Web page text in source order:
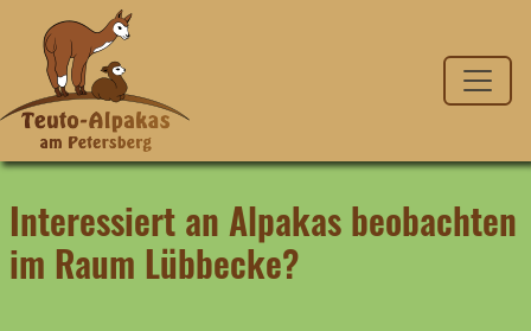
Interessiert an Alpakas beobachten
im Raum Lübbecke?